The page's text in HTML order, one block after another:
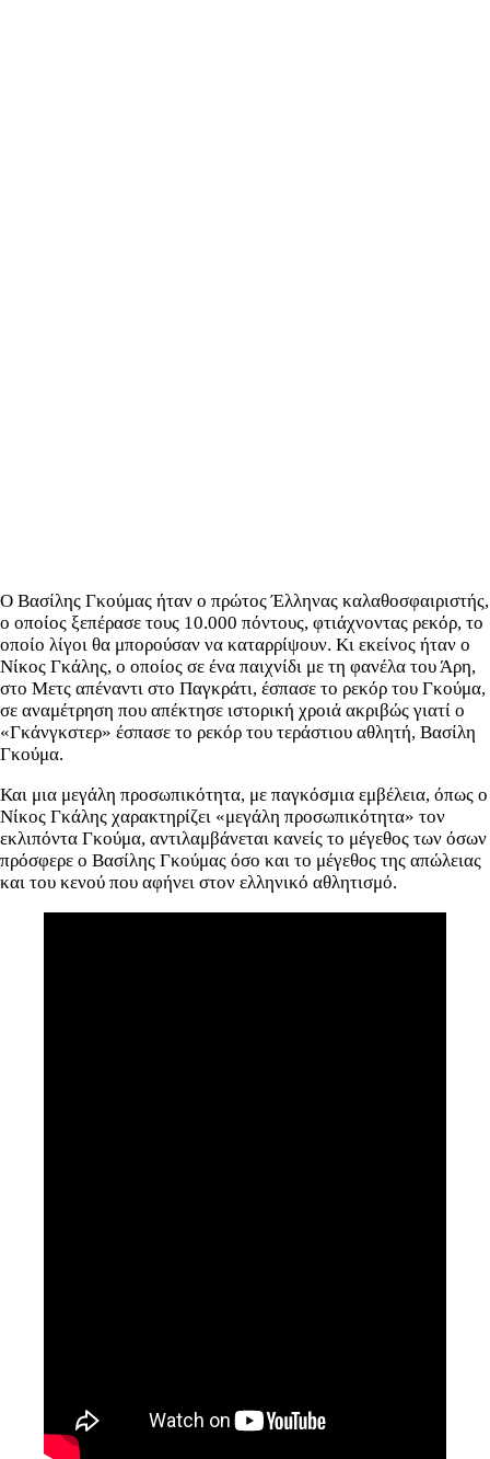
Ο Βασίλης Γκούμας ήταν ο πρώτος Έλληνας καλαθοσφαιριστής,
ο οποίος ξεπέρασε τους 10.000 πόντους, φτιάχνοντας ρεκόρ, το
οποίο λίγοι θα μπορούσαν να καταρρίψουν. Κι εκείνος ήταν ο
Νίκος Γκάλης, ο οποίος σε ένα παιχνίδι με τη φανέλα του Άρη,
στο Μετς απέναντι στο Παγκράτι, έσπασε το ρεκόρ του Γκούμα,
σε αναμέτρηση που απέκτησε ιστορική χροιά ακριβώς γιατί ο
«Γκάνγκστερ» έσπασε το ρεκόρ του τεράστιου αθλητή, Βασίλη
Γκούμα.
Και μια μεγάλη προσωπικότητα, με παγκόσμια εμβέλεια, όπως ο
Νίκος Γκάλης χαρακτηρίζει «μεγάλη προσωπικότητα» τον
εκλιπόντα Γκούμα, αντιλαμβάνεται κανείς το μέγεθος των όσων
πρόσφερε ο Βασίλης Γκούμας όσο και το μέγεθος της απώλειας
και του κενού που αφήνει στον ελληνικό αθλητισμό.